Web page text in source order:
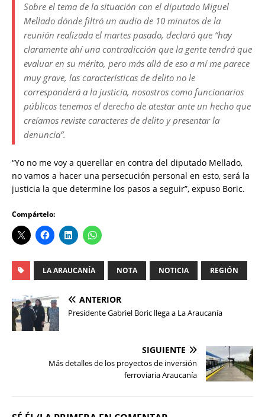
Sobre el tema de la situación con el diputado Miguel
Mellado dónde filtró un audio de 10 minutos de la
reunión realizada el martes pasado, declaró que “hay
claramente ahí una contradicción que la gente tendrá que
evaluar en su mérito, pero más allá de eso a mí me parece
muy grave, las características de delito no le
corresponderá a la justicia, nosostros como funcionarios
públicos tenemos el derecho de atestar ante un hecho que
creíamos reviste caracteres de delito y presentar la
denuncia”.
“Yo no me voy a querellar en contra del diputado Mellado,
no vamos a hacer una persecución personal en esto, será la
justicia la que determine los pasos a seguir”, expuso Boric.
Compártelo:
LA ARAUCANÍA NOTA NOTICIA REGIÓN
ANTERIOR
Presidente Gabriel Boric llega a La Araucanía
SIGUIENTE
Más detalles de los proyectos de inversión
ferroviaria Araucanía